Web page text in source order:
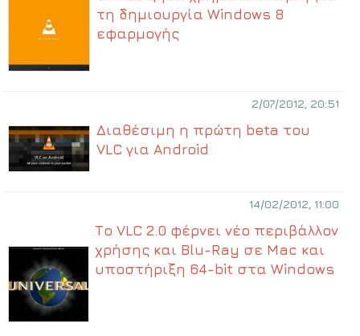
τη δημιουργία Windows 8
εφαρμογής
2/07/2012, 20:51
Διαθέσιμη η πρώτη beta του
VLC για Android
14/02/2012, 11:00
Το VLC 2.0 φέρνει νέο περιβάλλον
χρήσης και Blu-Ray σε Mac και
υποστήριξη 64-bit στα Windows